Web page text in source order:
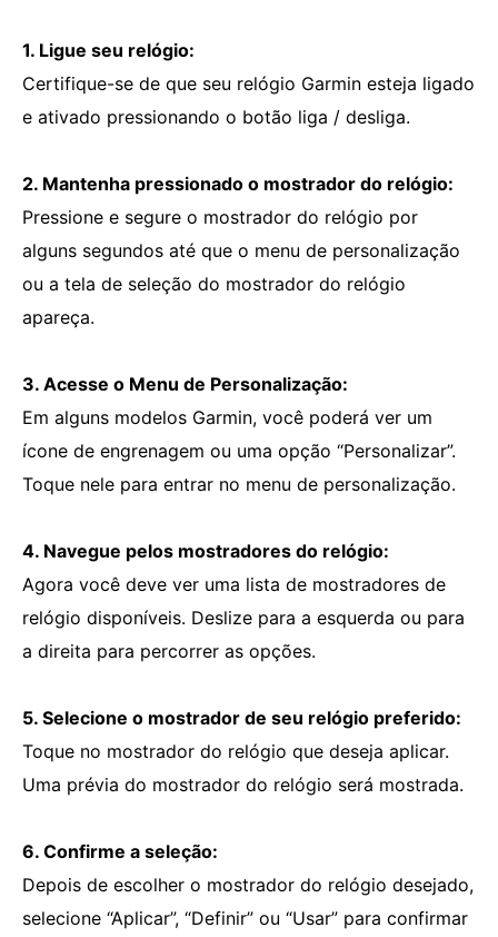
1. Ligue seu relógio:
Certifique-se de que seu relógio Garmin esteja ligado
e ativado pressionando o botão liga / desliga.
2. Mantenha pressionado o mostrador do relógio:
Pressione e segure o mostrador do relógio por
alguns segundos até que o menu de personalização
ou a tela de seleção do mostrador do relógio
apareça.
3. Acesse o Menu de Personalização:
Em alguns modelos Garmin, você poderá ver um
ícone de engrenagem ou uma opção “Personalizar”.
Toque nele para entrar no menu de personalização.
4. Navegue pelos mostradores do relógio:
Agora você deve ver uma lista de mostradores de
relógio disponíveis. Deslize para a esquerda ou para
a direita para percorrer as opções.
5. Selecione o mostrador de seu relógio preferido:
Toque no mostrador do relógio que deseja aplicar.
Uma prévia do mostrador do relógio será mostrada.
6. Confirme a seleção:
Depois de escolher o mostrador do relógio desejado,
selecione “Aplicar”, “Definir” ou “Usar” para confirmar